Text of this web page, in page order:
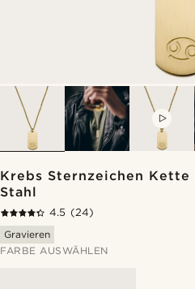
Krebs Sternzeichen Kette
Stahl
4.5 (24)
Gravieren
FARBE AUSWÄHLEN